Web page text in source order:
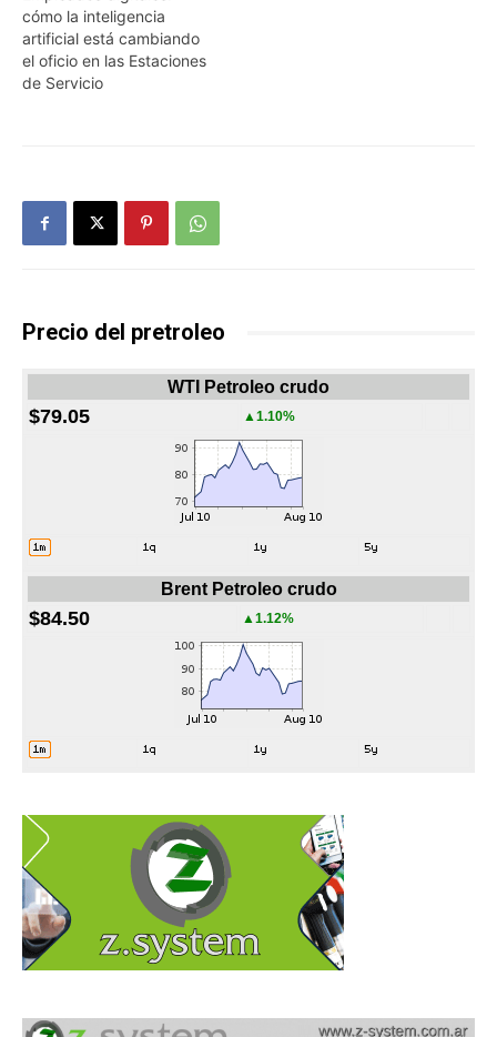
cómo la inteligencia
artificial está cambiando
el oficio en las Estaciones
de Servicio
Precio del pretroleo
WTI Petroleo crudo
$79.05 ▲1.10%
Brent Petroleo crudo
$84.50 ▲1.12%